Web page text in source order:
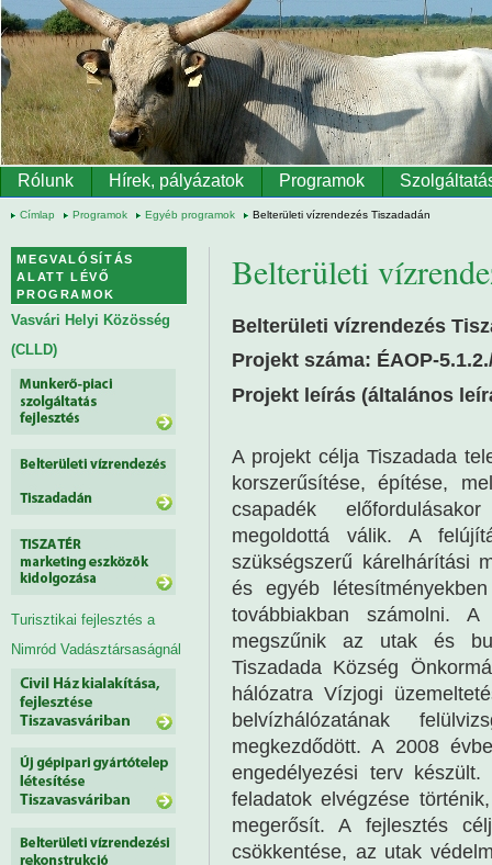
Ugrás a tartalomra
Rólunk Hírek, pályázatok Programok
Címlap Programok Egyéb programok Belterületi vízrendezés Tiszadadán
Belterületi
Belterületi vízrendezés
Projekt száma: ÉAOP-
Projekt leírás (általános
A projekt célja Tiszadada
korszerűsítése, építése,
csapadék
megoldottá válik. A
szükségszerű kárelhárítási
és egyéb
továbbiakban számolni. A
megszűnik az utak és
Tiszadada Község
hálózatra Vízjogi
belvízhálózatának
megkezdődött. A 2008
engedélyezési terv
feladatok elvégzése
megerősít. A fejlesztés
csökkentése, az utak
MEGVALÓSÍTÁS
ALATT LÉVŐ
PROGRAMOK
Vasvári Helyi Közösség
(CLLD)
Turisztikai fejlesztés a
Nimród Vadásztársaságnál